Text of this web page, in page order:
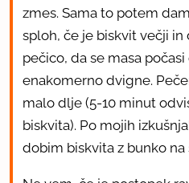
zmes. Sama to potem
sploh, če je biskvit večji
pečico, da se masa
enakomerno dvigne.
malo dlje (5-10 minut
biskvita). Po mojih
dobim biskvita z bunko na